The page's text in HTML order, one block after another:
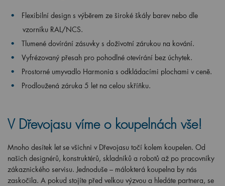
Flexibilní design s výběrem ze široké škály barev nebo dle
vzorníku RAL/NCS.
Tlumené dovírání zásuvky s doživotní zárukou na kování.
Vyfrézovaný přesah pro pohodlné otevírání bez úchytek.
Prostorné umyvadlo Harmonia s odkládacími plochami v ceně.
Prodloužená záruka 5 let na celou skříňku.
V Dřevojasu víme o koupelnách vše!
Mnoho desítek let se všichni v Dřevojasu točí kolem koupelen. Od
našich designérů, konstruktérů, skladníků a robotů až po pracovníky
zákaznického servisu. Jednoduše – málokterá koupelna by nás
zaskočila. A pokud stojíte před velkou výzvou a hledáte partnera, se